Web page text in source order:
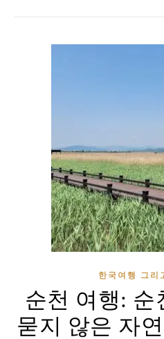
한국여행 그리
순천 여행: 순
묻지 않은 자